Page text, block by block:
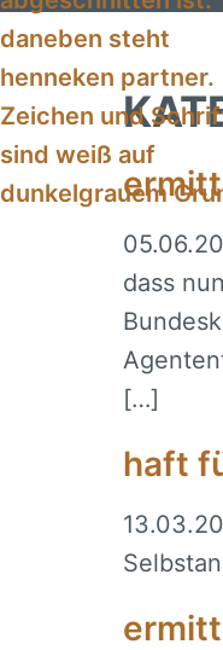
springen
dass
[…]
haft